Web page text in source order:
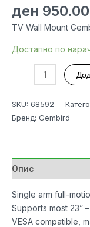
ден 950.00
TV Wall Mount
Достапно по
Mount
23"-42"
количина
SKU: 68592
Бренд: Gembird
Опис
Single arm full-
Supports most 23” –
VESA compatible,